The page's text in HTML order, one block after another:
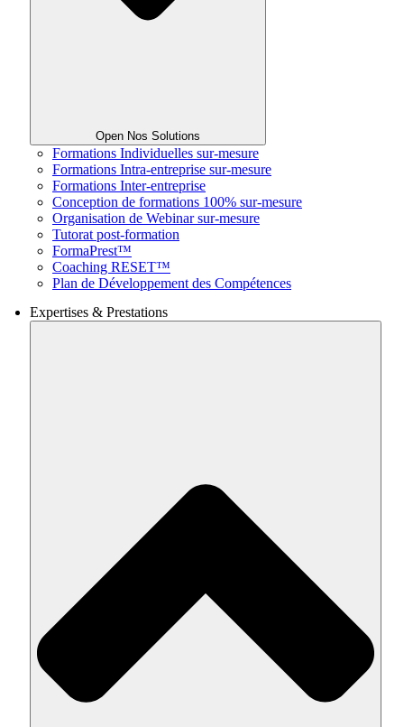
Open Nos Solutions
Formations Individuelles sur-mesure
Formations Intra-entreprise sur-mesure
Formations Inter-entreprise
Conception de formations 100% sur-mesure
Organisation de Webinar sur-mesure
Tutorat post-formation
FormaPrest™
Coaching RESET™
Plan de Développement des Compétences
Expertises & Prestations